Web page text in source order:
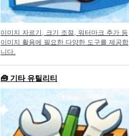
이미지 자르기, 크기 조절, 워터마크 추가 등
이미지 활용에 필요한 다양한 도구를 제공합
니다.
🧰 기타 유틸리티